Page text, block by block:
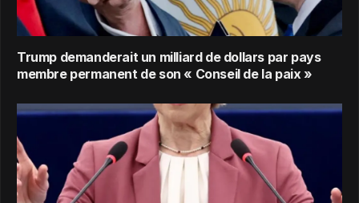
Trump demanderait un milliard de dollars par pays
membre permanent de son « Conseil de la paix »